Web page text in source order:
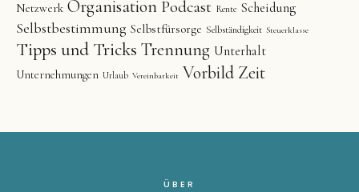
Netzwerk Organisation Podcast Rente Scheidung
Selbstbestimmung Selbstfürsorge Selbständigkeit Steuerklasse
Tipps und Tricks Trennung Unterhalt
Unternehmungen Urlaub Vereinbarkeit Vorbild Zeit
ÜBER